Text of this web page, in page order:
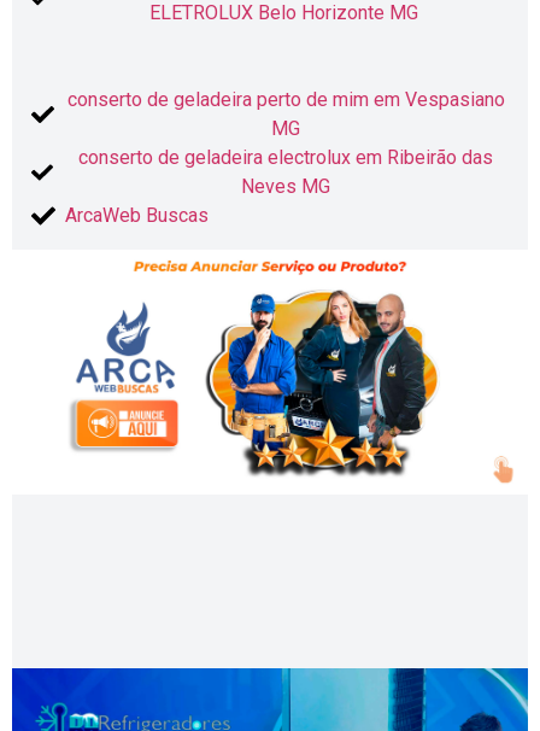
ELETROLUX Belo Horizonte MG
conserto de geladeira perto de mim em Vespasiano
MG
conserto de geladeira electrolux em Ribeirão das
Neves MG
ArcaWeb Buscas